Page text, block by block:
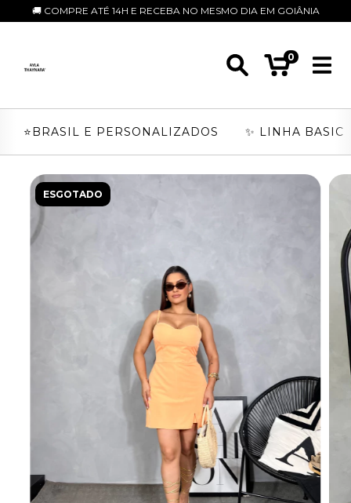
🚚 COMPRE ATÉ 14H E RECEBA NO MESMO DIA EM GOIÂNIA
0
⭐️BRASIL E PERSONALIZADOS ✨ LINHA BASIC
ESGOTADO